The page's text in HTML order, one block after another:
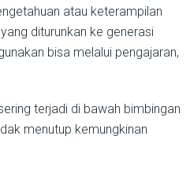
atau keterampilan
diturunkan ke generasi
bisa melalui pengajaran,
terjadi di bawah bimbingan
menutup kemungkinan